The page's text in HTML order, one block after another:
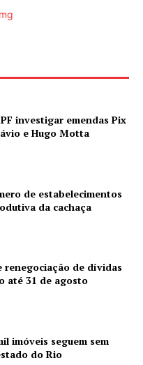
investigar emendas Pix
e Hugo Motta
de estabelecimentos
da cachaça
renegociação de dívidas
até 31 de agosto
imóveis seguem sem
do Rio